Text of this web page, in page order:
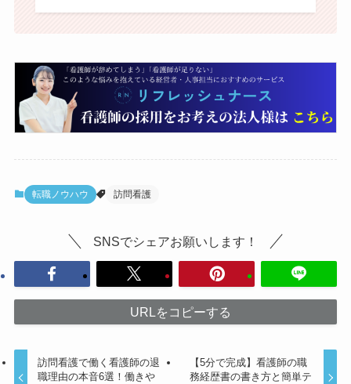
転職ノウハウ 訪問看護
SNSでシェアお願いします！
URLをコピーする
訪問看護で働く看護師の退
職理由の本音6選！働きや
【5分で完成】看護師の職
務経歴書の書き方と簡単テ